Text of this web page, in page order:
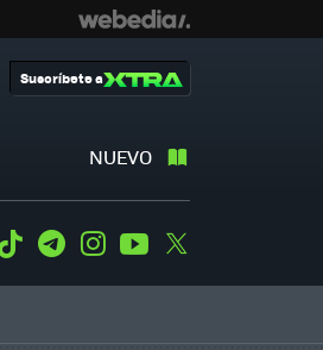
NUEVO
Suscríbete a
Tiktok TelegramInstagramYoutube